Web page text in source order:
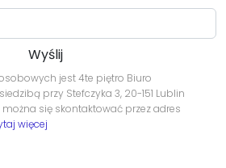
jest 4te piętro Biuro
przy Stefczyka 3, 20-151 Lublin
można się skontaktować przez adres
więcej